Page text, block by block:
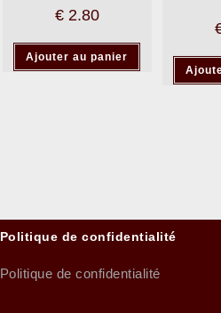
€2.80
Ajouter au panier
Politique de confidentialité
Politique de confidentialité